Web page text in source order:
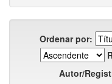
Ordenar por:
Autor/